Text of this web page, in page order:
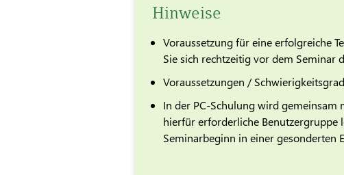
Hinweise
Voraussetzung für eine erfolgreiche
Sie sich rechtzeitig vor dem Seminar
Voraussetzungen /
In der PC-Schulung wird gemeinsam
hierfür erforderliche Benutzergruppe
Seminarbeginn in einer gesonderten